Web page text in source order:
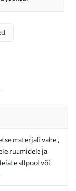
materjali vahel,
ruumidele ja
allpool või